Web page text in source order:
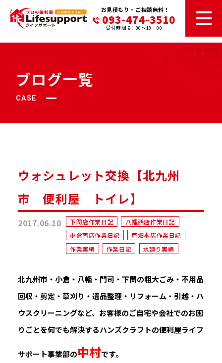
お見積もり・ご相談無料！
093-474-3510
受付時間 9：00～18：00
ブログ一覧
CASE
ウォシュレット交換【北九州
市 便利屋 トイレ】
2017.06.10 下関店作業日記
八幡西店作業日記
小倉南店作業日記
戸畑本店作業日記
作業実績
作業日記 水廻り実績
北九州市・小倉・八幡・門司・下関の粗大ごみ・不用品
回収・剪定・草刈り・遺品整理・リフォーム・引越・ハ
ウスクリーニングなど、お客様のご自宅や会社でのお困
りごとを何でも解決するハンズクラフトの便利屋ライフ
サポート事業部の中村です。